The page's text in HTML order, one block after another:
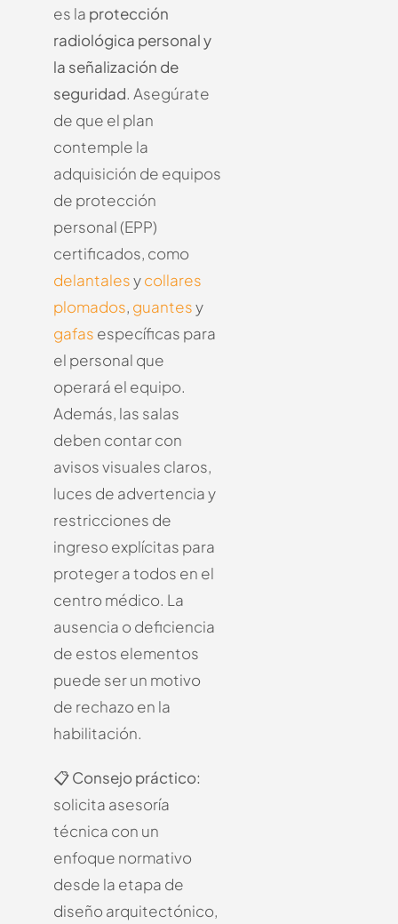
es la protección
radiológica personal y
la señalización de
seguridad. Asegúrate
de que el plan
contemple la
adquisición de equipos
de protección
personal (EPP)
certificados, como
delantalesycollares
plomados, guantesy
gafas específicas para
el personal que
operará el equipo.
Además, las salas
deben contar con
avisos visuales claros,
luces de advertencia y
restricciones de
ingreso explícitas para
proteger a todos en el
centro médico. La
ausencia o deficiencia
de estos elementos
puede ser un motivo
de rechazo en la
habilitación.
📋Consejo práctico:
solicita asesoría
técnica con un
enfoque normativo
desde la etapa de
diseño arquitectónico,